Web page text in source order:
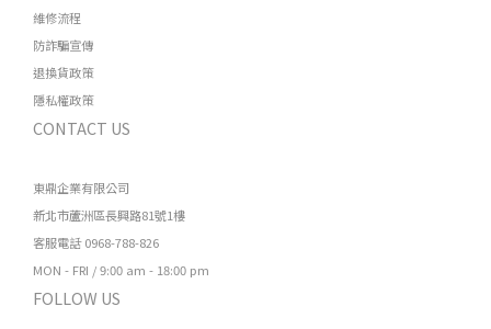
維修流程
防詐騙宣傳
退換貨政策
隱私權政策
CONTACT US
東鼎企業有限公司
新北市蘆洲區長興路81號1樓
客服電話 0968-788-826
MON - FRI / 9:00 am - 18:00 pm
FOLLOW US